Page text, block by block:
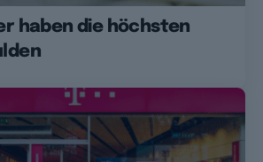
haben die höchsten